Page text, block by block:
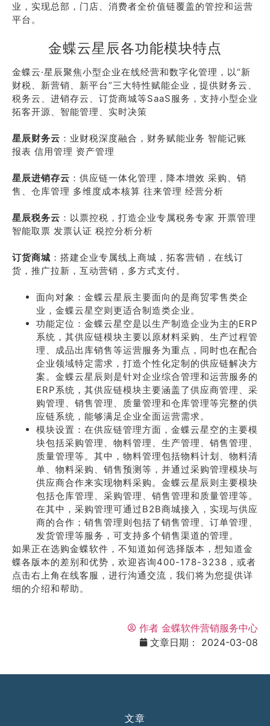
业，实现总部，门店、消费者全价值链覆盖的管控和运营
平台。
金蝶云星辰各功能模块特点
金蝶云·星辰聚焦小型企业在线经营和数字化管理，以“新
财税、新营销、新平台”三大特性赋能企业，提供财务云、
税务云、进销存云、订货商城等SaaS服务，支持小型企业
拓客开源、智能管理、实时决策
星辰财务云 ：业财税深度融合，财务赋能业务 智能记账
报表 信用管理 资产管理
星辰进销存云 ：供应链一体化管理，降本增效 采购、销
售、仓库管理 多维度成本核算 往来管理 经营分析
星辰税务云 ：以票控税，打造企业专属税务专家 开票管理
智能取票 发票认证 税控分析分析
订货商城 ：搭建企业专属线上商城，拓客营销，在线订
货，推广拉新，互动营销，多方式支付。
面向对象：金蝶云星辰主要面向的是商贸零售类企
业，金蝶云星空则更适合制造类企业。
功能定位：金蝶云星空是以生产制造企业为主的ERP
系统，其供应链模块主要以原材料采购、生产过程管
理、成品出库销售等运营服务为重点，同时也在配合
企业领域特定需求，打造个性化定制的供应链解决方
案。金蝶云星辰则是针对企业综合管理和运营服务的
ERP系统，其供应链模块主要涵盖了供应商管理、采
购管理、销售管理、质量管理和仓库管理等完整的供
应链系统，能够满足企业全面运营需求。
模块设置：在供应链管理方面，金蝶云星空的主要模
块包括采购管理、物料管理、生产管理、销售管理、
质量管理等。其中，物料管理包括物料计划、物料清
单、物料采购、销售预测等，并通过采购管理模块与
供应商合作来实现物料采购。金蝶云星辰则主要模块
包括仓库管理、采购管理、销售管理和质量管理等。
在其中，采购管理可通过B2B商城接入，实现与供应
商的合作；销售管理则包括了销售管理、订单管理、
发货管理等服务，可支持多个销售渠道的管理。
如果正在选购金蝶软件，不知道如何选择版本，想知道金
蝶各版本的差别和优势，欢迎咨询400-178-3238，或者
点击右上角在线客服，进行沟通交流，我们将为您提供详
细的介绍和帮助。
作者 金蝶软件营销服务中心
文章日期：
2024-03-08
文章